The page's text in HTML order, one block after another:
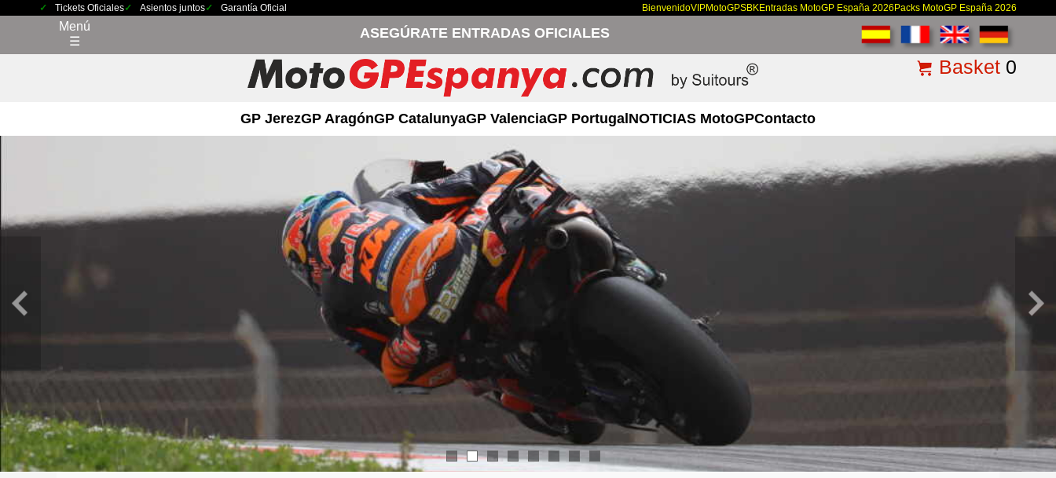
Tickets Oficiales Asientos juntos Garantía Oficial BienvenidoVIPMotoGPSBKEntradas MotoGP España 2026 Packs MotoGP España 2026
Menú
☰
ASEGÚRATE ENTRADAS OFICIALES
Basket 0
GP JerezGP AragónGP CatalunyaGP ValenciaGP PortugalNOTICIAS MotoGPContacto
1 3 4